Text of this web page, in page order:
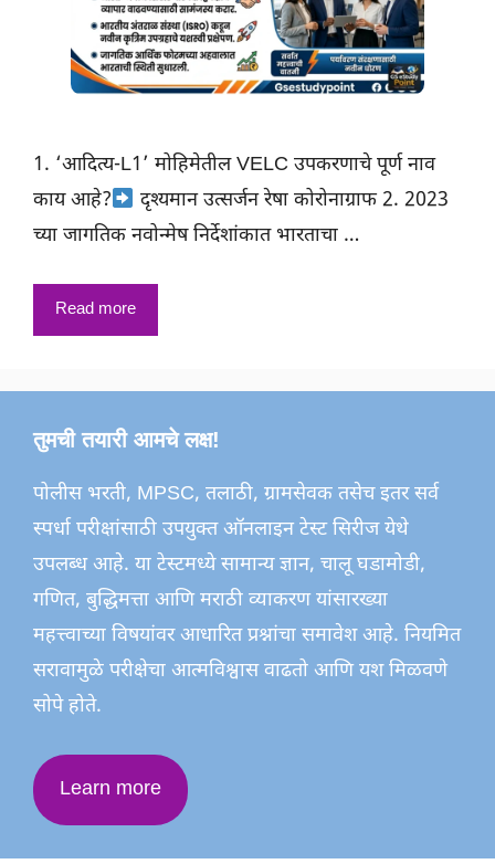
1. ‘आदित्य-L1’ मोहिमेतील VELC उपकरणाचे पूर्ण नाव
काय आहे?
दृश्यमान उत्सर्जन रेषा कोरोनाग्राफ 2. 2023
च्या जागतिक नवोन्मेष निर्देशांकात भारताचा …
Read more
तुमची तयारी आमचे लक्ष!
पोलीस भरती, MPSC, तलाठी, ग्रामसेवक तसेच इतर सर्व
स्पर्धा परीक्षांसाठी उपयुक्त ऑनलाइन टेस्ट सिरीज येथे
उपलब्ध आहे. या टेस्टमध्ये सामान्य ज्ञान, चालू घडामोडी,
गणित, बुद्धिमत्ता आणि मराठी व्याकरण यांसारख्या
महत्त्वाच्या विषयांवर आधारित प्रश्नांचा समावेश आहे. नियमित
सरावामुळे परीक्षेचा आत्मविश्वास वाढतो आणि यश मिळवणे
सोपे होते.
Learn more